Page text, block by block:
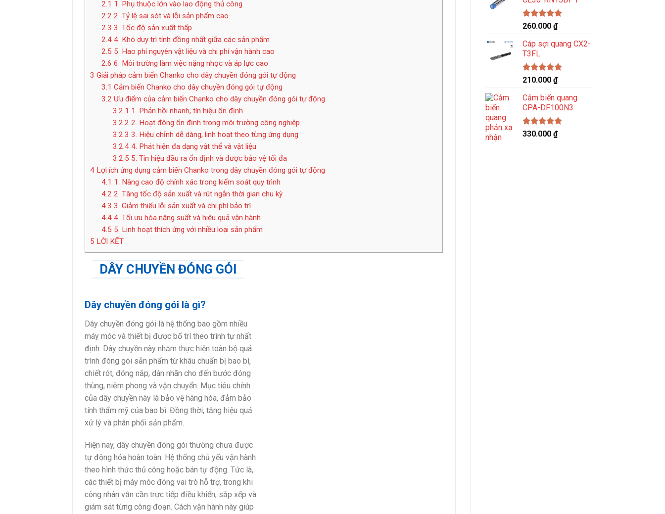
2.1 1. Phụ thuộc lớn vào lao động thủ công
2.2 2. Tỷ lệ sai sót và lỗi sản phẩm cao
2.3 3. Tốc độ sản xuất thấp
2.44. Khó duy trì tính đồng nhất giữa các sản phẩm
2.5 5. Hao phí nguyên vật liệu và chi phí vận hành cao
2.6 6. Môi trường làm việc nặng nhọc và áp lực cao
3 Giải pháp cảm biến Chanko cho dây chuyền đóng gói tự động
3.1 Cảm biến Chanko cho dây chuyền đóng gói tự động
3.2 Ưu điểm của cảm biến Chanko cho dây chuyền đóng gói tự động
3.2.1 1. Phản hồi nhanh, tín hiệu ổn định
3.2.2 2. Hoạt động ổn định trong môi trường công nghiệp
3.2.3 3. Hiệu chỉnh dễ dàng, linh hoạt theo từng ứng dụng
3.2.44. Phát hiện đa dạng vật thể và vật liệu
3.2.5 5. Tín hiệu đầu ra ổn định và được bảo vệ tối đa
4 Lợi ích ứng dụng cảm biến Chanko trong dây chuyền đóng gói tự động
4.1 1. Nâng cao độ chính xác trong kiểm soát quy trình
4.2 2. Tăng tốc độ sản xuất và rút ngắn thời gian chu kỳ
4.3 3. Giảm thiểu lỗi sản xuất và chi phí bảo trì
4.44. Tối ưu hóa năng suất và hiệu quả vận hành
4.5 5. Linh hoạt thích ứng với nhiều loại sản phẩm
5 LỜI KẾT
DÂY CHUYỀN ĐÓNG GÓI
Dây chuyền đóng gói là gì?
Dây chuyền đóng gói là hệ thống bao gồm nhiều
máy móc và thiết bị được bố trí theo trình tự nhất
định. Dây chuyền này nhằm thực hiện toàn bộ quá
trình đóng gói sản phẩm từ khâu chuẩn bị bao bì,
chiết rót, đóng nắp, dán nhãn cho đến bước đóng
thùng, niêm phong và vận chuyển. Mục tiêu chính
của dây chuyền này là bảo vệ hàng hóa, đảm bảo
tính thẩm mỹ của bao bì. Đồng thời, tăng hiệu quả
xử lý và phân phối sản phẩm.
Hiện nay, dây chuyền đóng gói thường chưa được
tự động hóa hoàn toàn. Hệ thống chủ yếu vận hành
theo hình thức thủ công hoặc bán tự động. Tức là,
các thiết bị máy móc đóng vai trò hỗ trợ, trong khi
công nhân vẫn cần trực tiếp điều khiển, sắp xếp và
giám sát từng công đoạn. Cách vận hành này giúp
Được xếp
5.00
5 sao
260.000 ₫
Cáp sợi quang CX2-
T3FL
Được xếp
5.00
5 sao
210.000 ₫
Cảm biến quang
CPA-DF100N3
Được xếp
5.00
330.000 ₫